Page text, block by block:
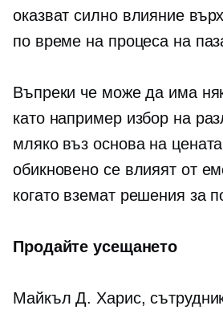
оказват силно влияние
по време на процеса на
Въпреки че може да има
като например избор на
мляко въз основа на
обикновено се влияят от
когато вземат решения за
Продайте усещането
Майкъл Д. Харис,